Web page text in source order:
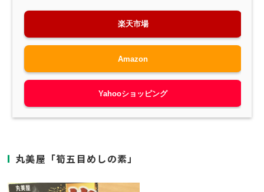
楽天市場
Amazon
Yahooショッピング
丸美屋「筍五目めしの素」